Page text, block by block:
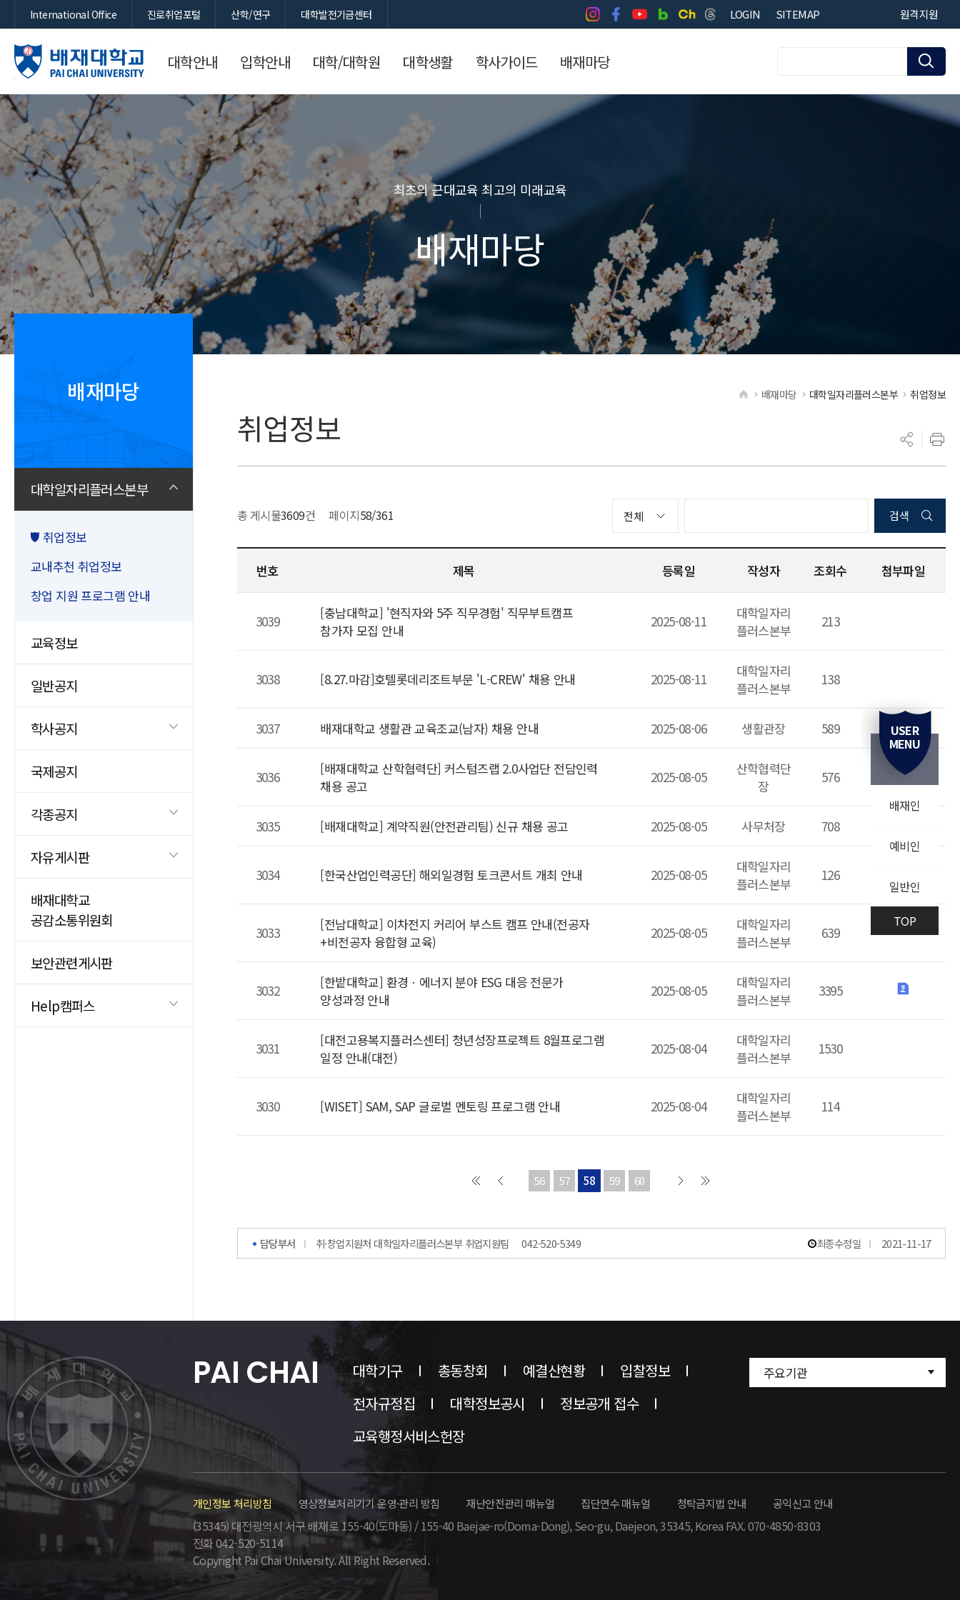
International Office 진로취업포털 산학/연구 대학발전기금센터 LOGIN SITEMAP 원격지원
대학안내 입학안내 대학/대학원 대학생활 학사가이드 배재마당
최초의 근대교육 최고의 미래교육
배재마당
배재마당
대학일자리플러스본부
취업정보
교내추천 취업정보
창업 지원 프로그램 안내
교육정보
일반공지
학사공지
국제공지
각종공지
자유게시판
배재대학교
공감소통위원회
보안관련게시판
Help캠퍼스
취업정보
HOME
배재마당 대학일자리플러스본부 취업정보
총 게시물3609건 페이지58/361 검색
번호 제목 등록일 작성자 조회수 첨부파일
3039
[충남대학교] '현직자와 5주 직무경험' 직무부트캠프
참가자 모집 안내
2025-08-11
대학일자리
플러스본부
213
3038 [8.27.마감]호텔롯데리조트부문 'L-CREW' 채용 안내 2025-08-11
대학일자리
플러스본부
138
3037 배재대학교 생활관 교육조교(남자) 채용 안내 2025-08-06 생활관장 589
3036
[배재대학교 산학협력단] 커스텀즈랩 2.0사업단 전담인력
채용 공고
2025-08-05
산학협력단
장
576
3035 [배재대학교] 계약직원(안전관리팀) 신규 채용 공고 2025-08-05 사무처장 708
3034 [한국산업인력공단] 해외일경험 토크콘서트 개최 안내 2025-08-05
대학일자리
플러스본부
126
3033
[전남대학교] 이차전지 커리어 부스트 캠프 안내(전공자
+비전공자 융합형 교육)
2025-08-05
대학일자리
플러스본부
639
3032
[한밭대학교] 환경ㆍ에너지 분야 ESG 대응 전문가
양성과정 안내
2025-08-05
대학일자리
플러스본부
3395
3031
[대전고용복지플러스센터] 청년성장프로젝트 8월프로그램
일정 안내(대전)
2025-08-04
대학일자리
플러스본부
1530
3030 [WISET] SAM, SAP 글로벌 멘토링 프로그램 안내 2025-08-04
대학일자리
플러스본부
114
56 57 58 59 60
담당부서 취·창업지원처 대학일자리플러스본부 취업지원팀 042-520-5349 최종수정일 2021-11-17
USER
MENU
배재인
예비인
일반인
TOP
PAI CHAI 대학기구 총동창회 예결산현황
입찰정보
전자규정집
대학정보공시
정보공개 접수
교육행정서비스헌장
주요기관
개인정보 처리방침 영상정보처리기기 운영·관리 방침 재난안전관리 매뉴얼 집단연수 매뉴얼 청탁금지법 안내 공익신고 안내
(35345) 대전광역시 서구 배재로 155-40(도마동) / 155-40 Baejae-ro(Doma-Dong),Seo-gu, Daejeon, 35345, Korea FAX. 070-4850-8303
전화 042-520-5114
Copyright Pai Chai University. All Right Reserved.